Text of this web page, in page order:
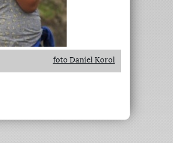
foto Daniel Korol